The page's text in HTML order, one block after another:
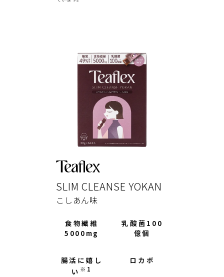
SLIM CLEANSE YOKAN
こしあん味
食物繊維
5000mg
乳酸菌100
億個
腸活に嬉し
い ※1
ロカボ